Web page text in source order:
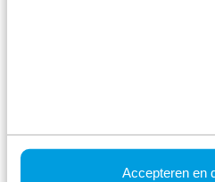
Accepteren en
een korte vakantie op
Nederland? TopParken